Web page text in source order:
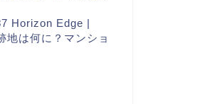
Horizon Edge |
地は何に？マンショ